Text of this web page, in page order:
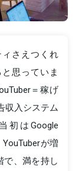
さえつくれ
思っていま
＝稼げ
収入システム
初はGoogle
が増
で、満を持し